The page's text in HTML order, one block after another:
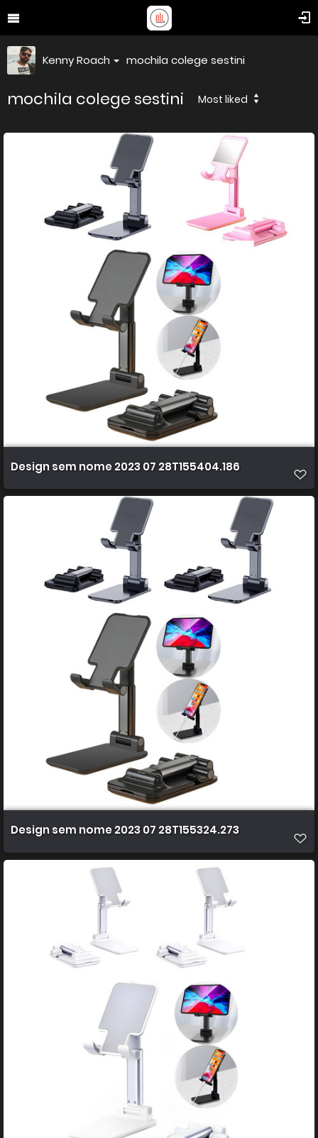
Kenny Roach mochila colege sestini
mochila colege sestini Most liked
Design sem nome 2023 07 28T155404.186
Design sem nome 2023 07 28T155324.273